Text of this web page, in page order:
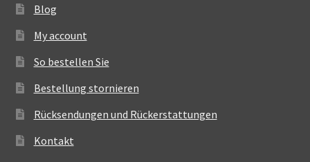
Blog
My account
So bestellen Sie
Bestellung stornieren
Rücksendungen und Rückerstattungen
Kontakt